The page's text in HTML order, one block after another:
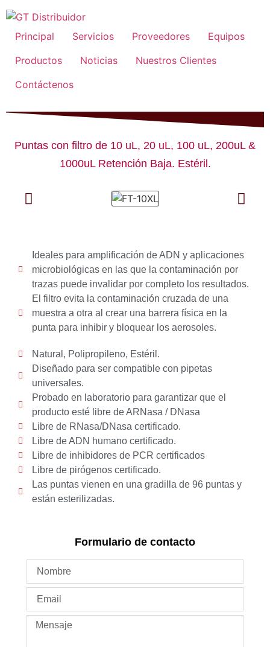
Principal Servicios Proveedores
Equipos
Productos
Noticias
Nuestros Clientes
Contáctenos
Puntas con filtro de 10 uL, 20 uL, 100 uL, 200uL &
1000uL Retención Baja. Estéril.
Ideales para amplificación de ADN y aplicaciones
microbiológicas en las que la contaminación por
trazas puede invalidar por completo los resultados.
El filtro evita la contaminación cruzada de una
muestra a otra al crear una barrera física en la
punta para inhibir y bloquear los aerosoles.
Natural, Polipropileno, Estéril.
Diseñado para ser compatible con pipetas
universales.
Probado en laboratorio para garantizar que el
producto esté libre de ARNasa / DNasa
Libre de RNasa/DNasa certificado.
Libre de ADN humano certificado.
Libre de inhibidores de PCR certificados
Libre de pirógenos certificado.
Las puntas vienen en una gradilla de 96 puntas y
están esterilizadas.
Formulario de contacto